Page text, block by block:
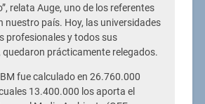
relata Auge, uno de los referentes
nuestro país. Hoy, las universidades
profesionales y todos sus
prácticamente relegados.
fue calculado en 26.760.000
13.400.000 los aporta el